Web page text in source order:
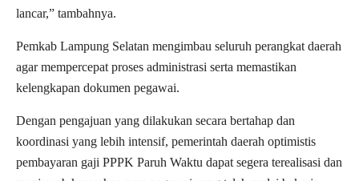
lancar,” tambahnya.
Pemkab Lampung Selatan mengimbau seluruh perangkat daerah
agar mempercepat proses administrasi serta memastikan
kelengkapan dokumen pegawai.
Dengan pengajuan yang dilakukan secara bertahap dan
koordinasi yang lebih intensif, pemerintah daerah optimistis
pembayaran gaji PPPK Paruh Waktu dapat segera terealisasi dan